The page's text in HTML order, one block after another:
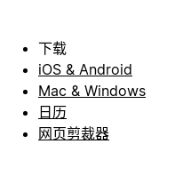
下载
iOS & Android
Mac & Windows
日历
网页剪裁器